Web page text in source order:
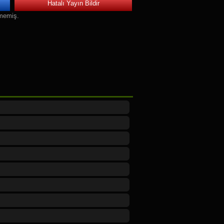
Hatalı Yayın Bildir